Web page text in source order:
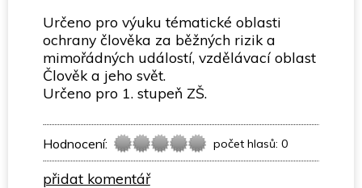
Určeno pro výuku tématické oblasti
ochrany člověka za běžných rizik a
mimořádných událostí, vzdělávací oblast
Člověk a jeho svět.
Určeno pro 1. stupeň ZŠ.
Hodnocení: počet hlasů: 0
přidat komentář